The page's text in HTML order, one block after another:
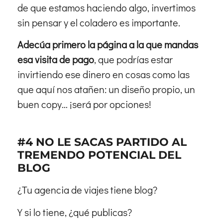
de que estamos haciendo algo, invertimos
sin pensar y el coladero es importante.
Adecúa primero la página a la que mandas
esa visita de pago, que podrías estar
invirtiendo ese dinero en cosas como las
que aquí nos atañen: un diseño propio, un
buen copy… ¡será por opciones!
#4 NO LE SACAS PARTIDO AL
TREMENDO POTENCIAL DEL
BLOG
¿Tu agencia de viajes tiene blog?
Y si lo tiene, ¿qué publicas?